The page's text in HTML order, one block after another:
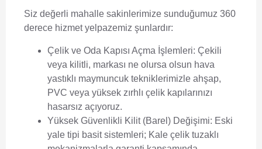
Siz değerli mahalle sakinlerimize sunduğumuz 360
derece hizmet yelpazemiz şunlardır:
Çelik ve Oda Kapısı Açma İşlemleri: Çekili
veya kilitli, markası ne olursa olsun hava
yastıklı maymuncuk tekniklerimizle ahşap,
PVC veya yüksek zırhlı çelik kapılarınızı
hasarsız açıyoruz.
Yüksek Güvenlikli Kilit (Barel) Değişimi: Eski
yale tipi basit sistemleri; Kale çelik tuzaklı